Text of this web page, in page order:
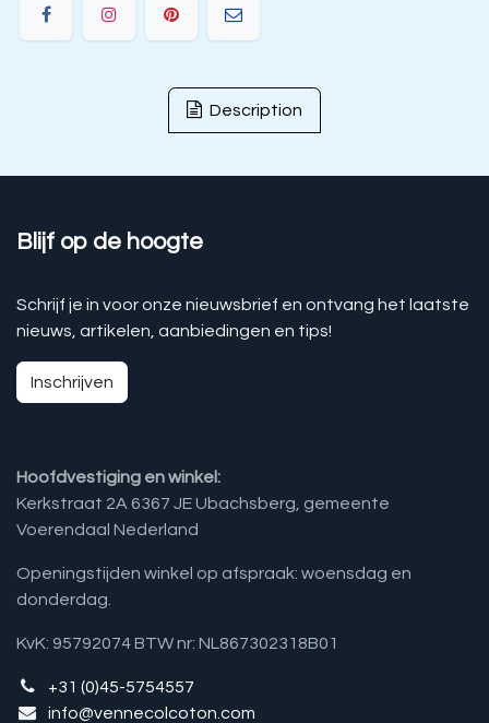
Description
Blijf op de hoogte
Schrijf je in voor onze nieuwsbrief en ontvang het laatste
nieuws, artikelen, aanbiedingen en tips!
Inschrijven
Hoofdvestiging en winkel:
Kerkstraat 2A 6367 JE Ubachsberg, gemeente
Voerendaal Nederland
Openingstijden winkel op afspraak: woensdag en
donderdag.
KvK: 95792074 BTW nr: NL867302318B01
+31 (0)45-5754557
info@vennecolcoton.com